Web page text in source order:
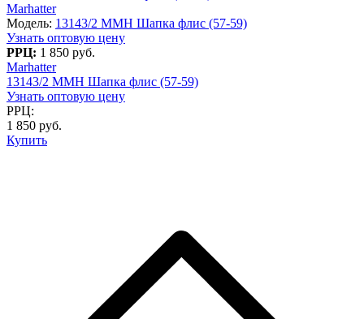
Marhatter
Модель: 13143/2 MMH Шапка флис (57-59)
Узнать оптовую цену
РРЦ: 1 850 руб.
Marhatter
13143/2 MMH Шапка флис (57-59)
Узнать оптовую цену
РРЦ:
1 850 руб.
Купить